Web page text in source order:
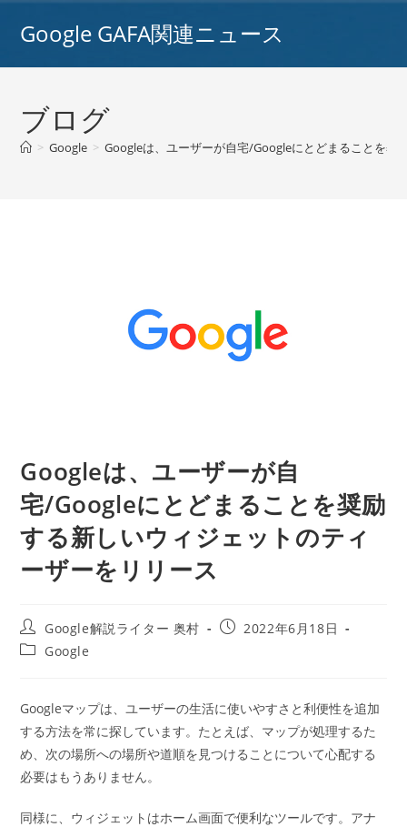
Google GAFA関連ニュース
ブログ
> Google > Googleは、ユーザーが自宅/Googleにとどまることを奨
Googleは、ユーザーが自
宅/Googleにとどまることを奨励
する新しいウィジェットのティ
ーザーをリリース
投
稿
者:
Google解説ライター 奥村
投
2022年6月18日
投
テ
ゴ
リ
ー:
Google
Googleマップは、ユーザーの生活に使いやすさと利便性を追加
する方法を常に探しています。たとえば、マップが処理するた
め、次の場所への場所や道順を見つけることについて心配する
必要はもうありません。
同様に、ウィジェットはホーム画面で便利なツールです。アナ